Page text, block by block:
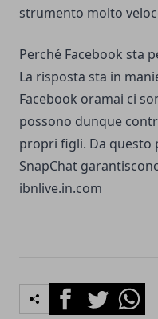
strumento molto
Perché Facebook sta
La risposta sta in
Facebook oramai ci
possono dunque
propri figli. Da questo
SnapChat
ibnlive.in.com
FacebookTwitter